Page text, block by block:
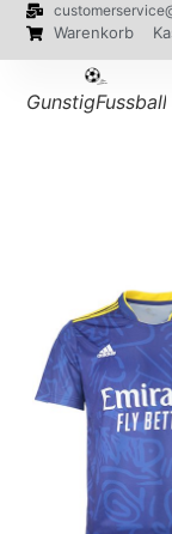
Warenkorb